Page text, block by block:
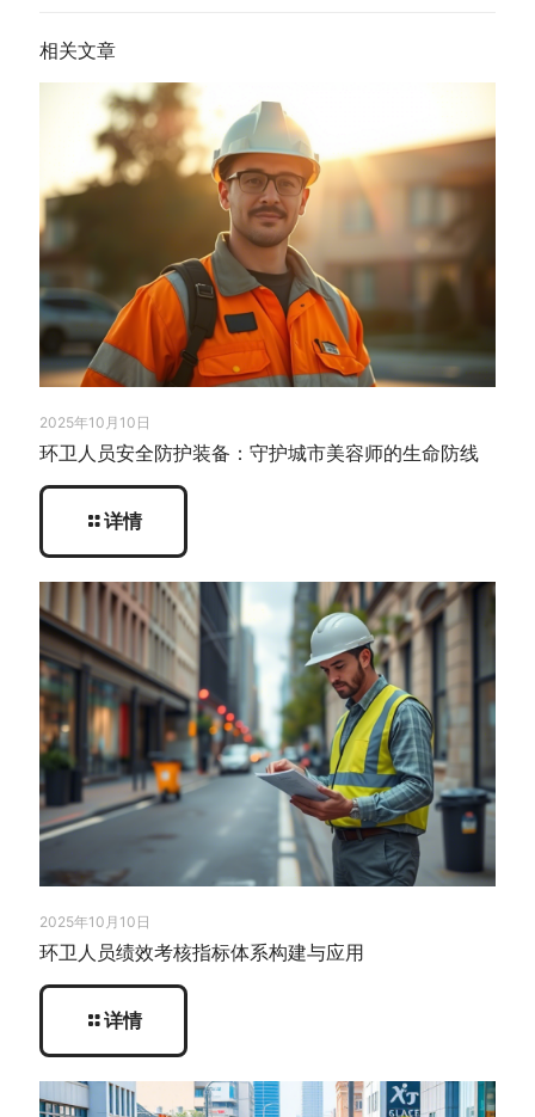
相关文章
2025年10月10日
环卫人员安全防护装备：守护城市美容师的生命防线
详情
2025年10月10日
环卫人员绩效考核指标体系构建与应用
详情